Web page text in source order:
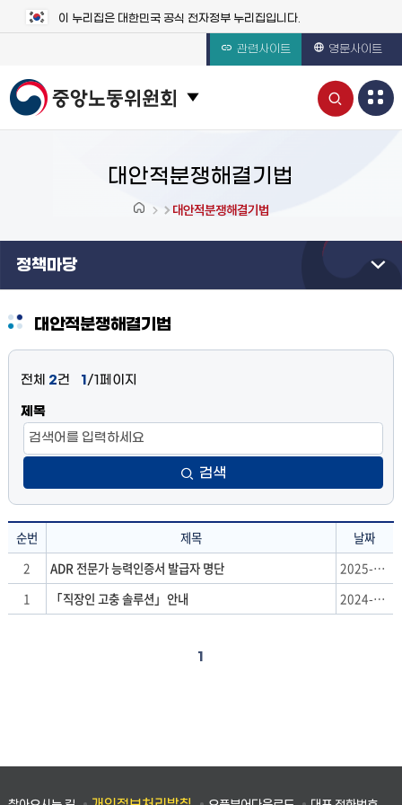
이 누리집은 대한민국 공식 전자정부 누리집입니다.
관련사이트 영문사이트
관련 사이트 목록 보기
통
합
열
대안적분쟁해결기법
대안적분쟁해결기법
정책마당
대안적분쟁해결기법
전체 2건 1 /1페이지
제목
검색
안
순
순번 제목
날짜
2
ADR 전문가 능력인증서 발급자 명단
2025-09-05
1
「직장인 고충 솔루션」안내 2024-02-07
1